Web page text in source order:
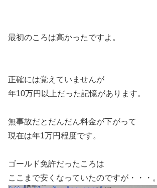
最初のころは高かったですよ。
正確には覚えていませんが
年10万円以上だった記憶があります。
無事故だとだんだん料金が下がって
現在は年1万円程度です。
ゴールド免許だったころは
ここまで安くなっていたのですが・・・。